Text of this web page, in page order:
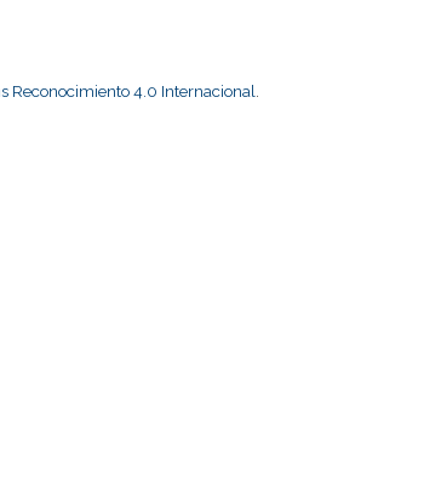
Reconocimiento 4.0 Internacional